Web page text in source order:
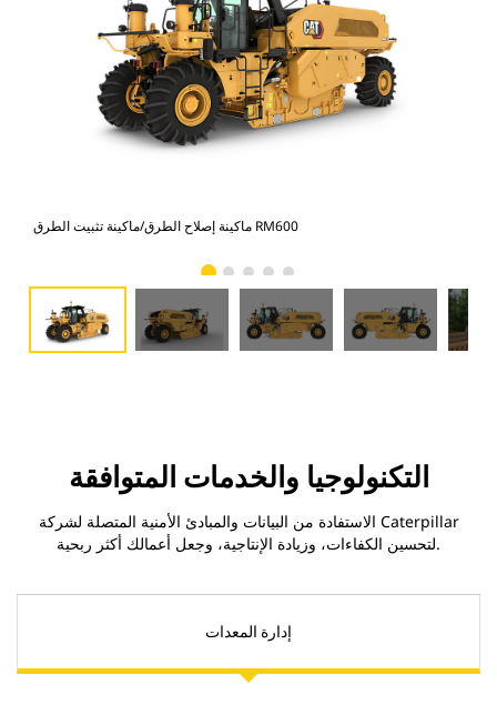
ماكينة إصلاح الطرق/ماكينة تثبيت الطرق RM600
التكنولوجيا والخدمات المتوافقة
الاستفادة من البيانات والمبادئ الأمنية المتصلة لشركة Caterpillar
لتحسين الكفاءات، وزيادة الإنتاجية، وجعل أعمالك أكثر ربحية.
إدارة المعدات